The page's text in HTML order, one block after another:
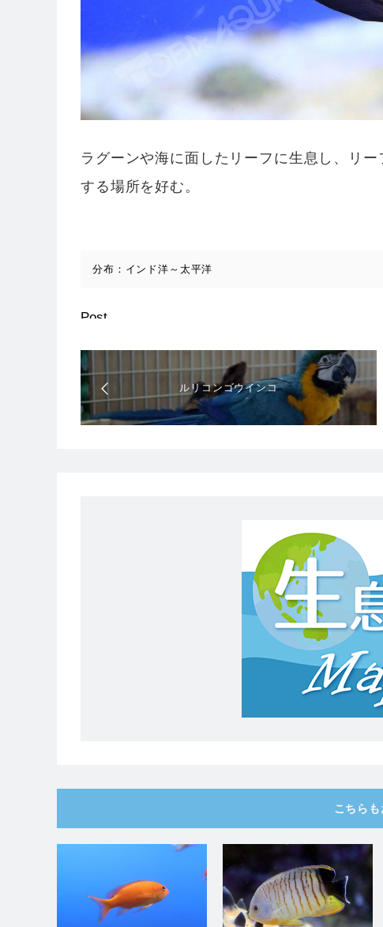
ラグーンや海に面したリーフに生息し、リ
する場所を好む。
分布：インド洋～太平洋
Post
ルリコンゴウインコ
こちら